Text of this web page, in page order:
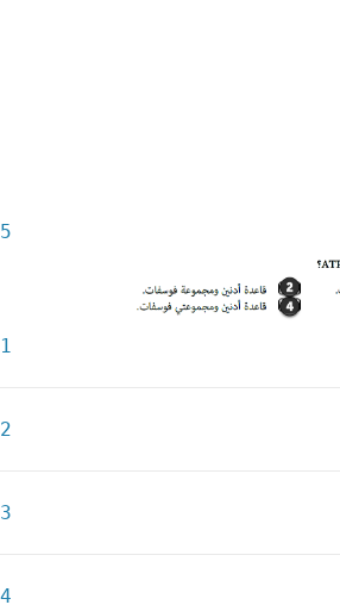
5
1
2
3
4